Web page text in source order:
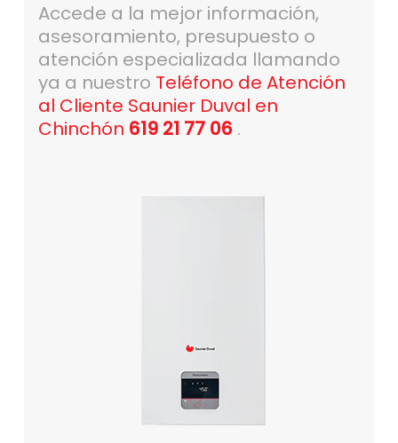
Accede a la mejor información,
asesoramiento, presupuesto o
atención especializada llamando
ya a nuestro Teléfono de Atención
al Cliente Saunier Duval en
Chinchón 619 21 77 06 .